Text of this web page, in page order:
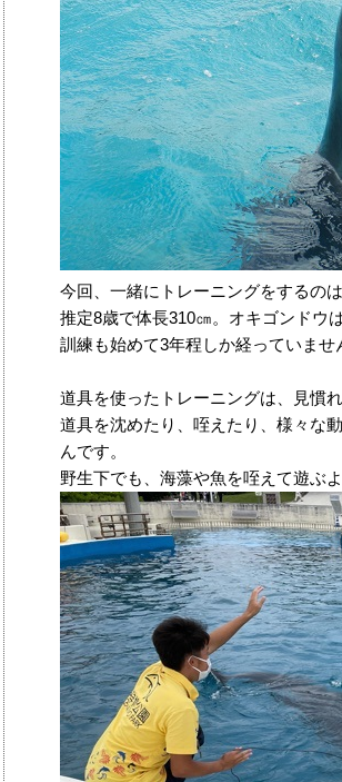
今回、一緒にトレーニングをするの
推定8歳で体長310㎝。オキゴンドウ
訓練も始めて3年程しか経っていませ
道具を使ったトレーニングは、見慣
道具を沈めたり、咥えたり、様々な
んです。
野生下でも、海藻や魚を咥えて遊ぶ